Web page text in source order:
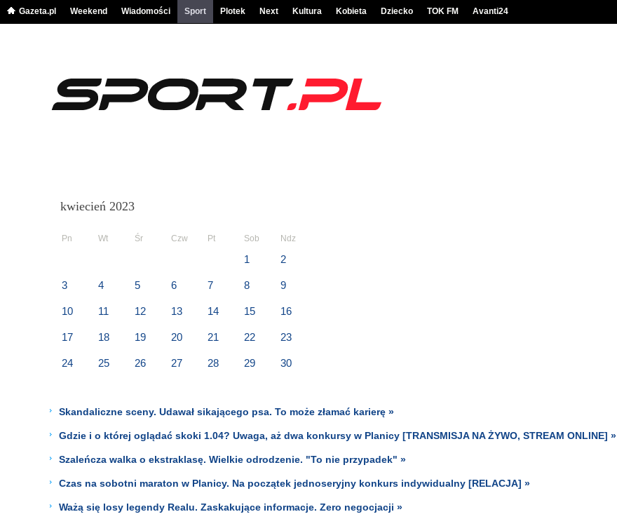
Gazeta.pl Weekend Wiadomości Sport Plotek Next Kultura Kobieta Dziecko TOK FM Avanti24
kwiecień 2023
Pn Wt Śr Czw Pt Sob Ndz
1 2
3 4 5 6 7 8 9
10 11 12 13 14 15 16
17 18 19 20 21 22 23
24 25 26 27 28 29 30
Skandaliczne sceny. Udawał sikającego psa. To może złamać karierę »
Gdzie i o której oglądać skoki 1.04? Uwaga, aż dwa konkursy w Planicy [TRANSMISJA NA ŻYWO, STREAM ONLINE] »
Szaleńcza walka o ekstraklasę. Wielkie odrodzenie. "To nie przypadek" »
Czas na sobotni maraton w Planicy. Na początek jednoseryjny konkurs indywidualny [RELACJA] »
Ważą się losy legendy Realu. Zaskakujące informacje. Zero negocjacji »